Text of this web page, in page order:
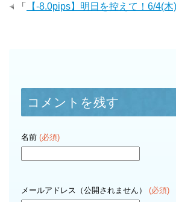
「 【-8.0pips】明日を控えて！6/4(
コメントを残す
名前 (必須)
メールアドレス（公開されません） (必須)